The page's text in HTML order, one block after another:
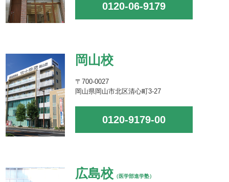
0120-06-9179
岡山校
〒700-0027
岡山県岡山市北区清心町3-27
0120-9179-00
広島校 （医学部進学塾）